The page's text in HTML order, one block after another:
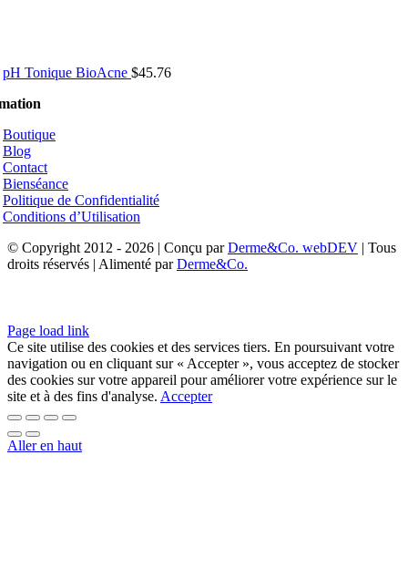
pH Tonique BioAcne $45.76
Boutique
Blog
Contact
Bienséance
Politique de Confidentialité
Conditions d’Utilisation
© Copyright 2012 - 2026 | Conçu parDerme&Co. webDEV | Tous
droits réservés | Alimenté parDerme&Co.
Page load link
Ce site utilise des cookies et des services tiers. En poursuivant votre
navigation ou en cliquant sur « Accepter », vous acceptez de stocker
des cookies sur votre appareil pour améliorer votre expérience sur le
site et à des fins d'analyse. Accepter
Aller en haut